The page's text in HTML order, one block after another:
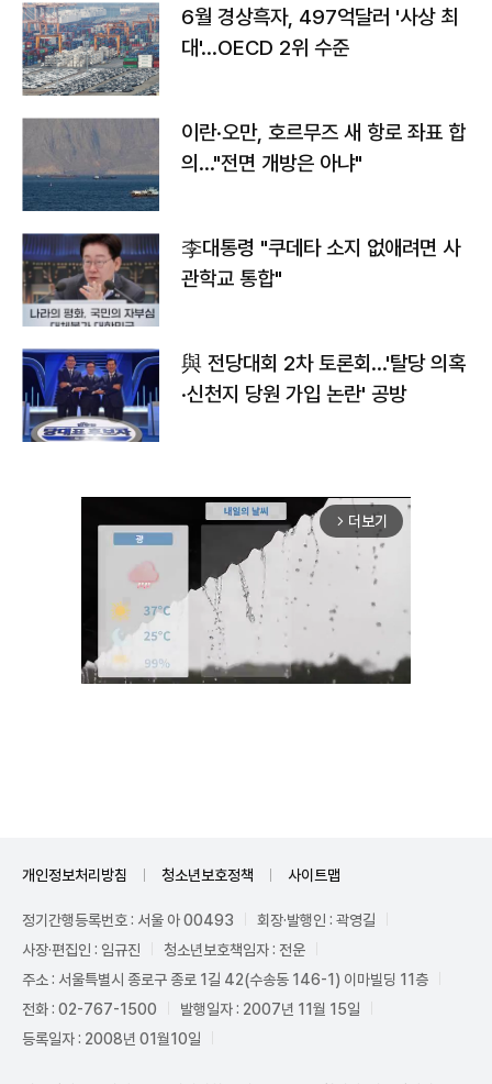
6월 경상흑자, 497억달러 '사상 최
대'…OECD 2위 수준
이란·오만, 호르무즈 새 항로 좌표 합
의…"전면 개방은 아냐"
李대통령 "쿠데타 소지 없애려면 사
관학교 통합"
與 전당대회 2차 토론회…'탈당 의혹
·신천지 당원 가입 논란' 공방
arrow_forward_ios 더보기
개인정보처리방침 청소년보호정책 사이트맵
정기간행등록번호 : 서울 아 00493
회장·발행인 : 곽영길
사장·편집인 : 임규진
청소년보호책임자 : 전운
주소 : 서울특별시 종로구 종로 1길 42(수송동 146-1) 이마빌딩 11층
전화 : 02-767-1500
발행일자 : 2007년 11월 15일
등록일자 : 2008년 01월10일